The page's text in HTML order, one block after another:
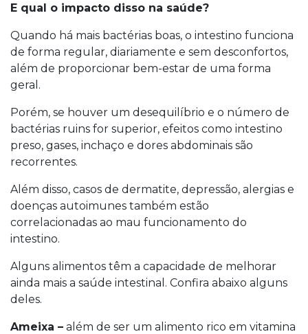
E qual o impacto disso na saúde?
Quando há mais bactérias boas, o intestino funciona
de forma regular, diariamente e sem desconfortos,
além de proporcionar bem-estar de uma forma
geral.
Porém, se houver um desequilíbrio e o número de
bactérias ruins for superior, efeitos como intestino
preso, gases, inchaço e dores abdominais são
recorrentes.
Além disso, casos de dermatite, depressão, alergias e
doenças autoimunes também estão
correlacionadas ao mau funcionamento do
intestino.
Alguns alimentos têm a capacidade de melhorar
ainda mais a saúde intestinal. Confira abaixo alguns
deles.
Ameixa – além de ser um alimento rico em vitamina